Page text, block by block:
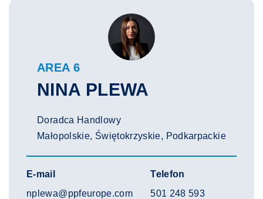
AREA 6
NINA PLEWA
Doradca Handlowy
Małopolskie, Świętokrzyskie, Podkarpackie
E-mail
nplewa@ppfeurope.com
Telefon
501 248 593